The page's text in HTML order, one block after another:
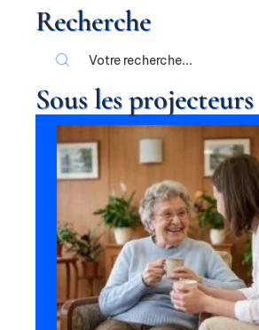
Recherche
Sous les projecteurs